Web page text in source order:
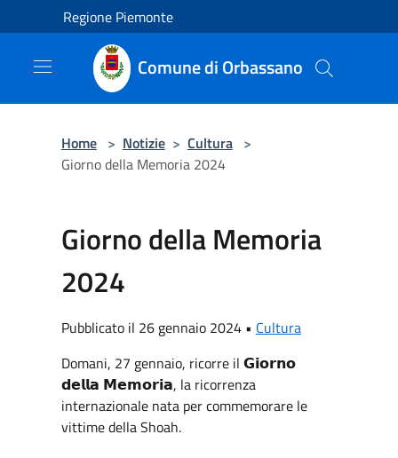
Salta al contenuto principale
Regione Piemonte
Comune di Orbassano
Home > Notizie > Cultura >
Giorno della Memoria 2024
Giorno della Memoria
2024
Pubblicato il 26 gennaio 2024 • Cultura
Domani, 27 gennaio, ricorre il 𝗚𝗶𝗼𝗿𝗻𝗼
𝗱𝗲𝗹𝗹𝗮 𝗠𝗲𝗺𝗼𝗿𝗶𝗮, la ricorrenza
internazionale nata per commemorare le
vittime della Shoah.